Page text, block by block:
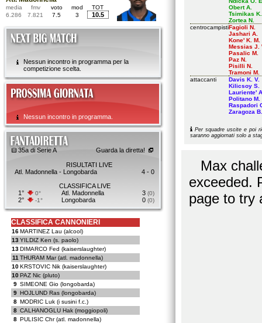
media fmv voto mod
TOT
6.286
7.821 7.5 3 10.5
Nessun incontro in programma per la
competizione scelta.
Nessun incontro in programma.
35a di Serie A Guarda la diretta!
RISULTATI LIVE
Atl. Madonnella - Longobarda
4 - 0
CLASSIFICA LIVE
1°
0° Atl. Madonnella 3 (0)
2° -1° Longobarda 0 (0)
Obert A.
Tsimikas K.
Zortea N.
centrocampistiFagioli N.
Jashari A.
Kone' K. M.
Messias J.
Pasalic M.
Paz N.
Pisilli N.
Tramoni M.
attaccanti
Davis K. V.
Kilicsoy S.
Lauriente'
Politano M.
Raspadori
Zaragoza B.
Per squadre uscite e poi
saranno aggiornati solo a